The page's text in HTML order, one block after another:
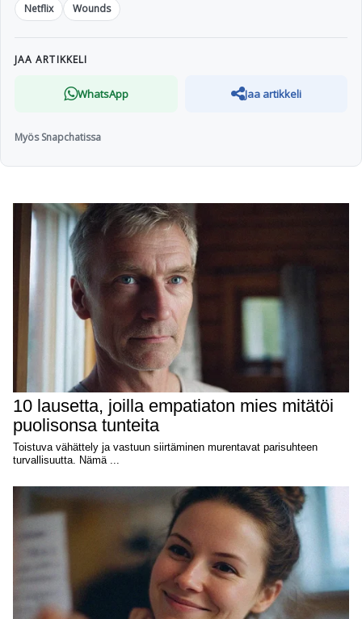
Netflix
Wounds
JAA ARTIKKELI
WhatsApp Jaa artikkeli
Myös Snapchatissa